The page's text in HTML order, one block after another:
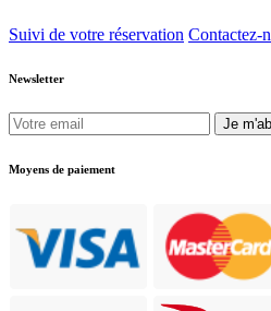
Suivi de votre réservation Contactez-
Newsletter
Je
Moyens de paiement